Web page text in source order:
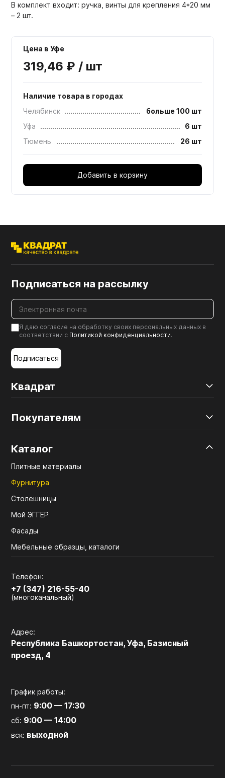
В комплект входит: ручка, винты для крепления 4*20 мм
– 2 шт.
Цена в Уфе
319,46 ₽ / шт
Наличие товара в городах
Челябинск
больше 100 шт
Уфа
6 шт
Тюмень
26 шт
Добавить в корзину
Квадрат
Покупателям
Каталог
Плитные материалы
Фурнитура
Столешницы
Мой ЭГГЕР
Фасады
Мебельные образцы, каталоги
Телефон:
+7 (347) 216-55-40
(многоканальный)
Адрес:
Республика Башкортостан, Уфа, Базисный
проезд, 4
График работы:
пн-пт: 9:00 — 17:30
сб: 9:00 — 14:00
вск: выходной
Подписаться на рассылку
Я даю согласие на обработку своих персональных данных в
соответствии с Политикой конфиденциальности.
Подписаться